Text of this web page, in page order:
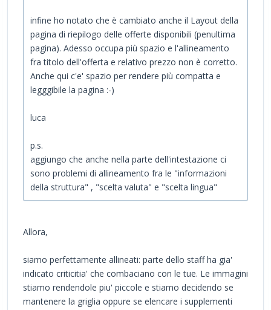
infine ho notato che è cambiato anche il Layout della
pagina di riepilogo delle offerte disponibili (penultima
pagina). Adesso occupa più spazio e l'allineamento
fra titolo dell'offerta e relativo prezzo non è corretto.
Anche qui c'e' spazio per rendere più compatta e
legggibile la pagina :-)
luca
p.s.
aggiungo che anche nella parte dell'intestazione ci
sono problemi di allineamento fra le "informazioni
della struttura" , "scelta valuta" e "scelta lingua"
Allora,
siamo perfettamente allineati: parte dello staff ha gia'
indicato criticitia' che combaciano con le tue. Le immagini
stiamo rendendole piu' piccole e stiamo decidendo se
mantenere la griglia oppure se elencare i supplementi